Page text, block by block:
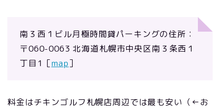
南３西１ビル月極時間貸パーキングの住所：
〒060-0063 北海道札幌市中央区南３条西１
丁目1［map］
料金はチキンゴルフ札幌店周辺では最も安い（←お